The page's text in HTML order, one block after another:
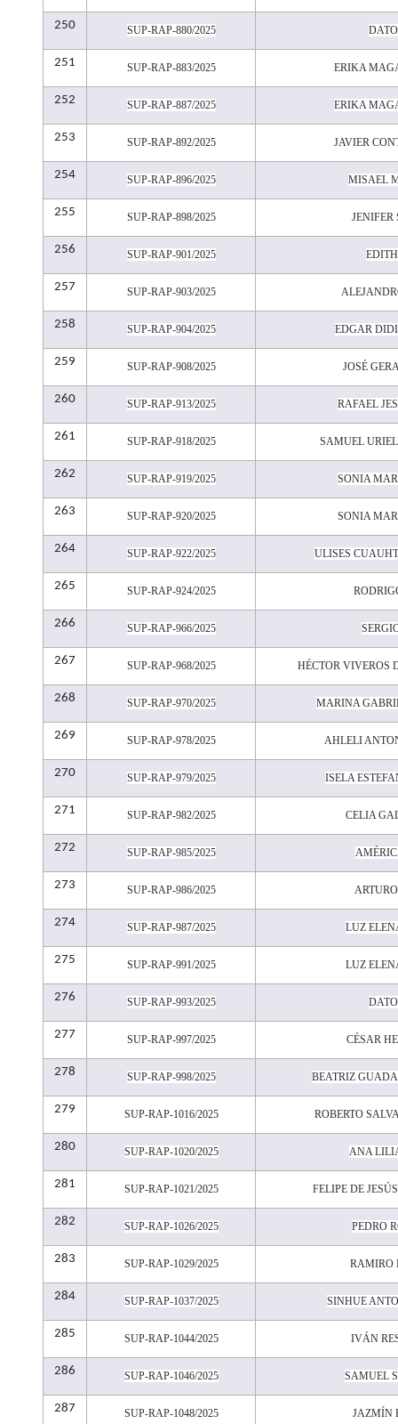
250 SUP-RAP-880/2025
251 SUP-RAP-883/2025 ERIKA
252 SUP-RAP-887/2025 ERIKA
253 SUP-RAP-892/2025 JAVIER
254 SUP-RAP-896/2025 MISAEL
255 SUP-RAP-898/2025 JENIFER
256 SUP-RAP-901/2025
257 SUP-RAP-903/2025
258 SUP-RAP-904/2025 EDGAR
259 SUP-RAP-908/2025 JOSÉ
260 SUP-RAP-913/2025 RAFAEL
261 SUP-RAP-918/2025 SAMUEL
262 SUP-RAP-919/2025 SONIA
263 SUP-RAP-920/2025 SONIA
264 SUP-RAP-922/2025 ULISES
265 SUP-RAP-924/2025
266 SUP-RAP-966/2025
267 SUP-RAP-968/2025 HÉCTOR VIVEROS
268 SUP-RAP-970/2025 MARINA
269 SUP-RAP-978/2025 AHLELI
270 SUP-RAP-979/2025 ISELA
271 SUP-RAP-982/2025 CELIA
272 SUP-RAP-985/2025
273 SUP-RAP-986/2025
274 SUP-RAP-987/2025 LUZ
275 SUP-RAP-991/2025 LUZ
276 SUP-RAP-993/2025
277 SUP-RAP-997/2025 CÉSAR
278 SUP-RAP-998/2025 BEATRIZ
279 SUP-RAP-1016/2025 ROBERTO
280 SUP-RAP-1020/2025 ANA
281 SUP-RAP-1021/2025 FELIPE DE
282 SUP-RAP-1026/2025 PEDRO
283 SUP-RAP-1029/2025 RAMIRO
284 SUP-RAP-1037/2025 SINHUE
285 SUP-RAP-1044/2025 IVÁN
286 SUP-RAP-1046/2025 SAMUEL
287 SUP-RAP-1048/2025 JAZMÍN